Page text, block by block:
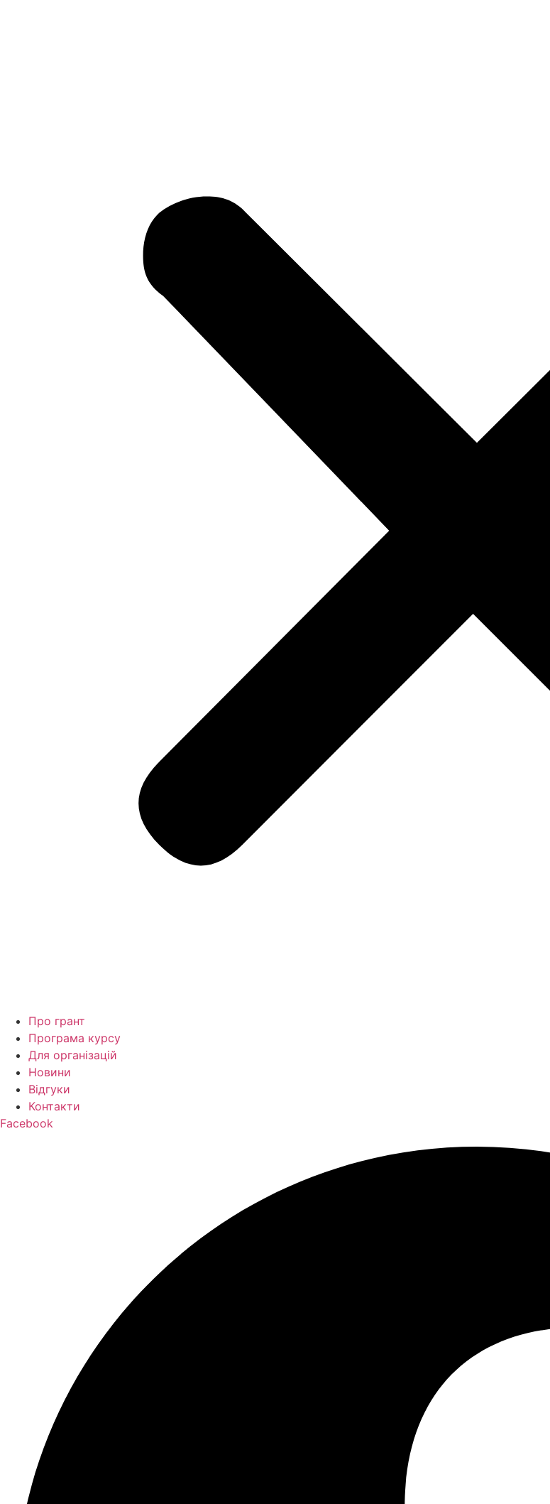
Про грант
Програма курсу
Для організацій
Новини
Відгуки
Контакти
Facebook